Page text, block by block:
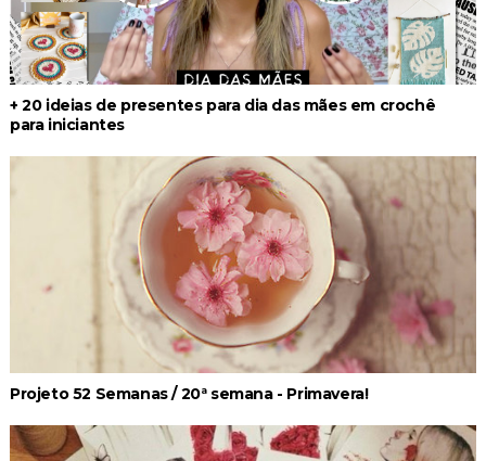
+ 20 ideias de presentes para dia das mães em crochê
para iniciantes
Projeto 52 Semanas / 20ª semana - Primavera!